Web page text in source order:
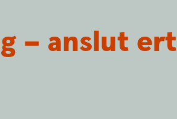
– anslut ert